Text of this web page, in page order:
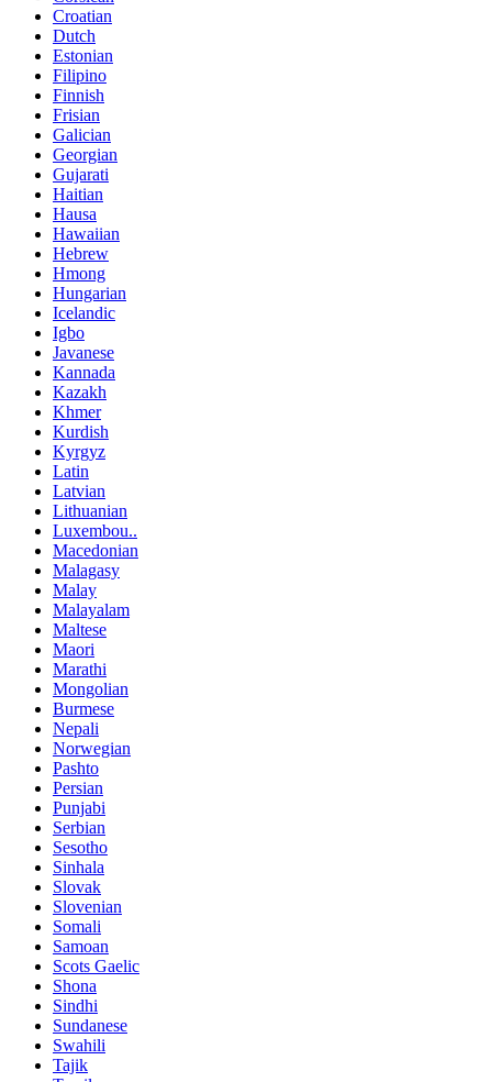
Croatian
Dutch
Estonian
Filipino
Finnish
Frisian
Galician
Georgian
Gujarati
Haitian
Hausa
Hawaiian
Hebrew
Hmong
Hungarian
Icelandic
Igbo
Javanese
Kannada
Kazakh
Khmer
Kurdish
Kyrgyz
Latin
Latvian
Lithuanian
Luxembou..
Macedonian
Malagasy
Malay
Malayalam
Maltese
Maori
Marathi
Mongolian
Burmese
Nepali
Norwegian
Pashto
Persian
Punjabi
Serbian
Sesotho
Sinhala
Slovak
Slovenian
Somali
Samoan
Scots Gaelic
Shona
Sindhi
Sundanese
Swahili
Tajik